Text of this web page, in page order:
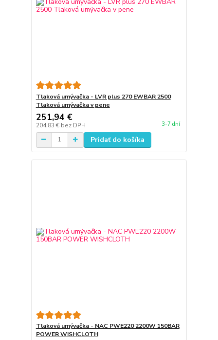
Tlaková umývačka - LVR plus 270 EWBAR 2500
Tlaková umývačka v pene
251,94 €
204,83 € bez DPH 3-7 dní
Pridať do košíka
Tlaková umývačka - NAC PWE220 2200W 150BAR
POWER WISHCLOTH